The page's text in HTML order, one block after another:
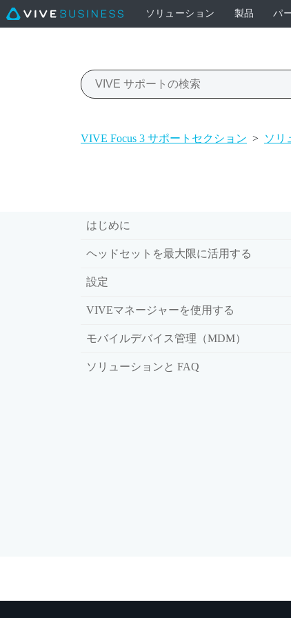
ソリューション 製品 パ
VIVE Focus 3 サポートセクション > ソリ
はじめに
ヘッドセットを最大限に活用する
設定
VIVEマネージャーを使用する
モバイルデバイス管理（MDM）
ソリューションと FAQ